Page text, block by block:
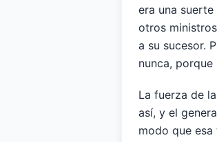
era una
otros
a su sucesor.
nunca,
La fuerza de
así, y el
modo que